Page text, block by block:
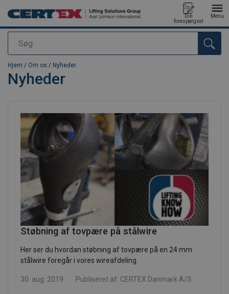
Søg
Din
forespørgsel
Menu
Produktet blev tilføjet til din forespørgsel
Hjem / Om os / Nyheder
Nyheder
Støbning af tovpære på stålwire
Her ser du hvordan støbning af tovpære på en 24 mm
stålwire foregår i vores wireafdeling.
30. aug. 2019 Publiseret af: CERTEX Danmark A/S